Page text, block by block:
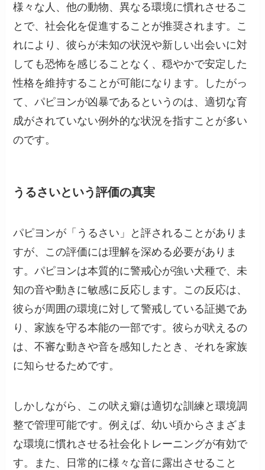
様々な人、他の動物、異なる環境に慣れさせるこ
とで、社会化を促進することが推奨されます。こ
れにより、彼らが未知の状況や新しい出会いに対
しても恐怖を感じることなく、穏やかで安定した
性格を維持することが可能になります。したがっ
て、パピヨンが凶暴であるというのは、適切な育
成がされていない例外的な状況を指すことが多い
のです。
うるさいという評価の真実
パピヨンが「うるさい」と評されることがありま
すが、この評価には理解を深める必要がありま
す。パピヨンは本質的に警戒心が強い犬種で、未
知の音や動きに敏感に反応します。この反応は、
彼らが周囲の環境に対して警戒している証拠であ
り、家族を守る本能の一部です。彼らが吠えるの
は、不審な動きや音を感知したとき、それを家族
に知らせるためです。
しかしながら、この吠え癖は適切な訓練と環境調
整で管理可能です。例えば、幼い頃からさまざま
な環境に慣れさせる社会化トレーニングが有効で
す。また、日常的に様々な音に露出させること